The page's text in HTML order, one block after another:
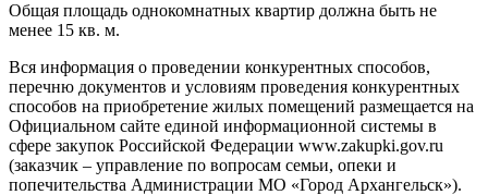
Общая площадь однокомнатных квартир должна быть не
менее 15 кв. м.
Вся информация о проведении конкурентных способов,
перечню документов и условиям проведения конкурентных
способов на приобретение жилых помещений размещается на
Официальном сайте единой информационной системы в
сфере закупок Российской Федерации www.zakupki.gov.ru
(заказчик – управление по вопросам семьи, опеки и
попечительства Администрации МО «Город Архангельск»).